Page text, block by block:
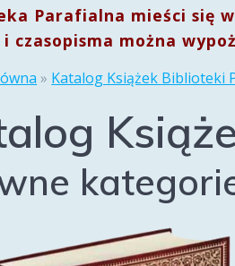
Parafialna mieści się
i czasopisma można
» Katalog Książek Biblioteki